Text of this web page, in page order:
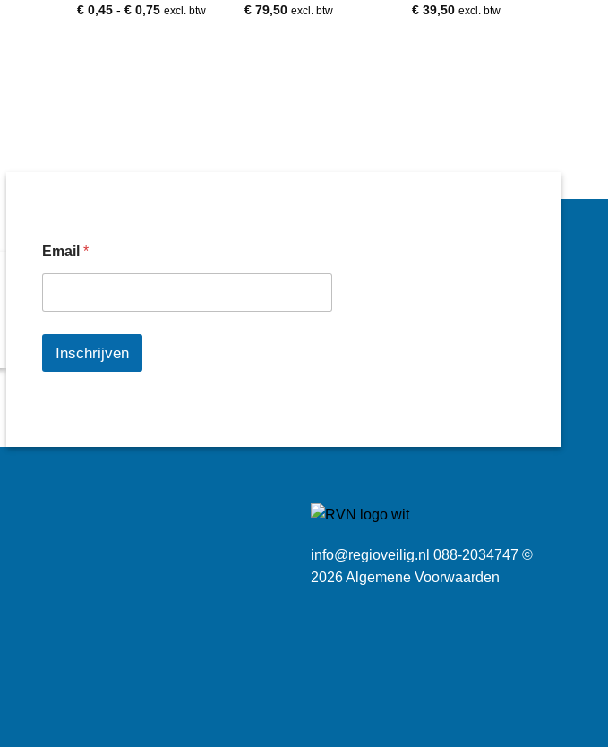
€ 0,45 - € 0,75Prijsklasse:
excl. btw € 79,50 excl. btw €39,50 excl. btw
Email *
Inschrijven
info@regioveilig.nl 088-2034747 ©
2026Algemene Voorwaarden